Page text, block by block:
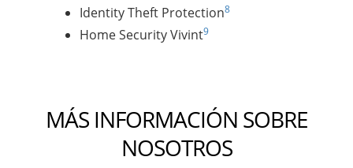
Identity Theft Protection8
Home Security Vivint9
MÁS INFORMACIÓN SOBRE
NOSOTROS